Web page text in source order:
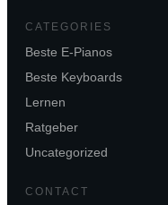
CATEGORIES
Beste E-Pianos
Beste Keyboards
Lernen
Ratgeber
Uncategorized
CONTACT